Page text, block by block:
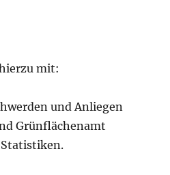
mit:
und Anliegen
Grünflächenamt
Statistiken.